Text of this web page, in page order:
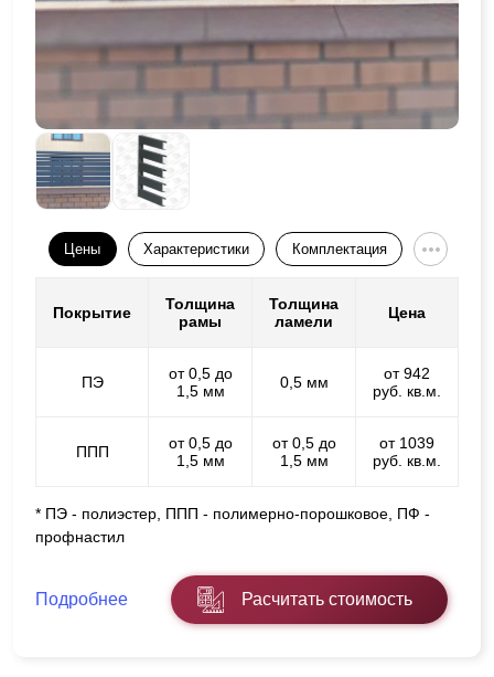
Цены Характеристики Комплектация
Покрытие
Толщина
рамы
Толщина
ламели
Цена
ПЭ
от 0,5 до
1,5 мм
0,5 мм
от 942
руб. кв.м.
ППП
от 0,5 до
1,5 мм
от 0,5 до
1,5 мм
от 1039
руб. кв.м.
* ПЭ - полиэстер, ППП - полимерно-порошковое, ПФ -
профнастил
Подробнее Расчитать стоимость